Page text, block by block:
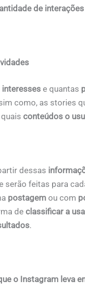
de interações
interesses e quantas
como, as stories
conteúdos o
dessas
serão feitas para
postagem ou com
de classificar a
.
o Instagram leva